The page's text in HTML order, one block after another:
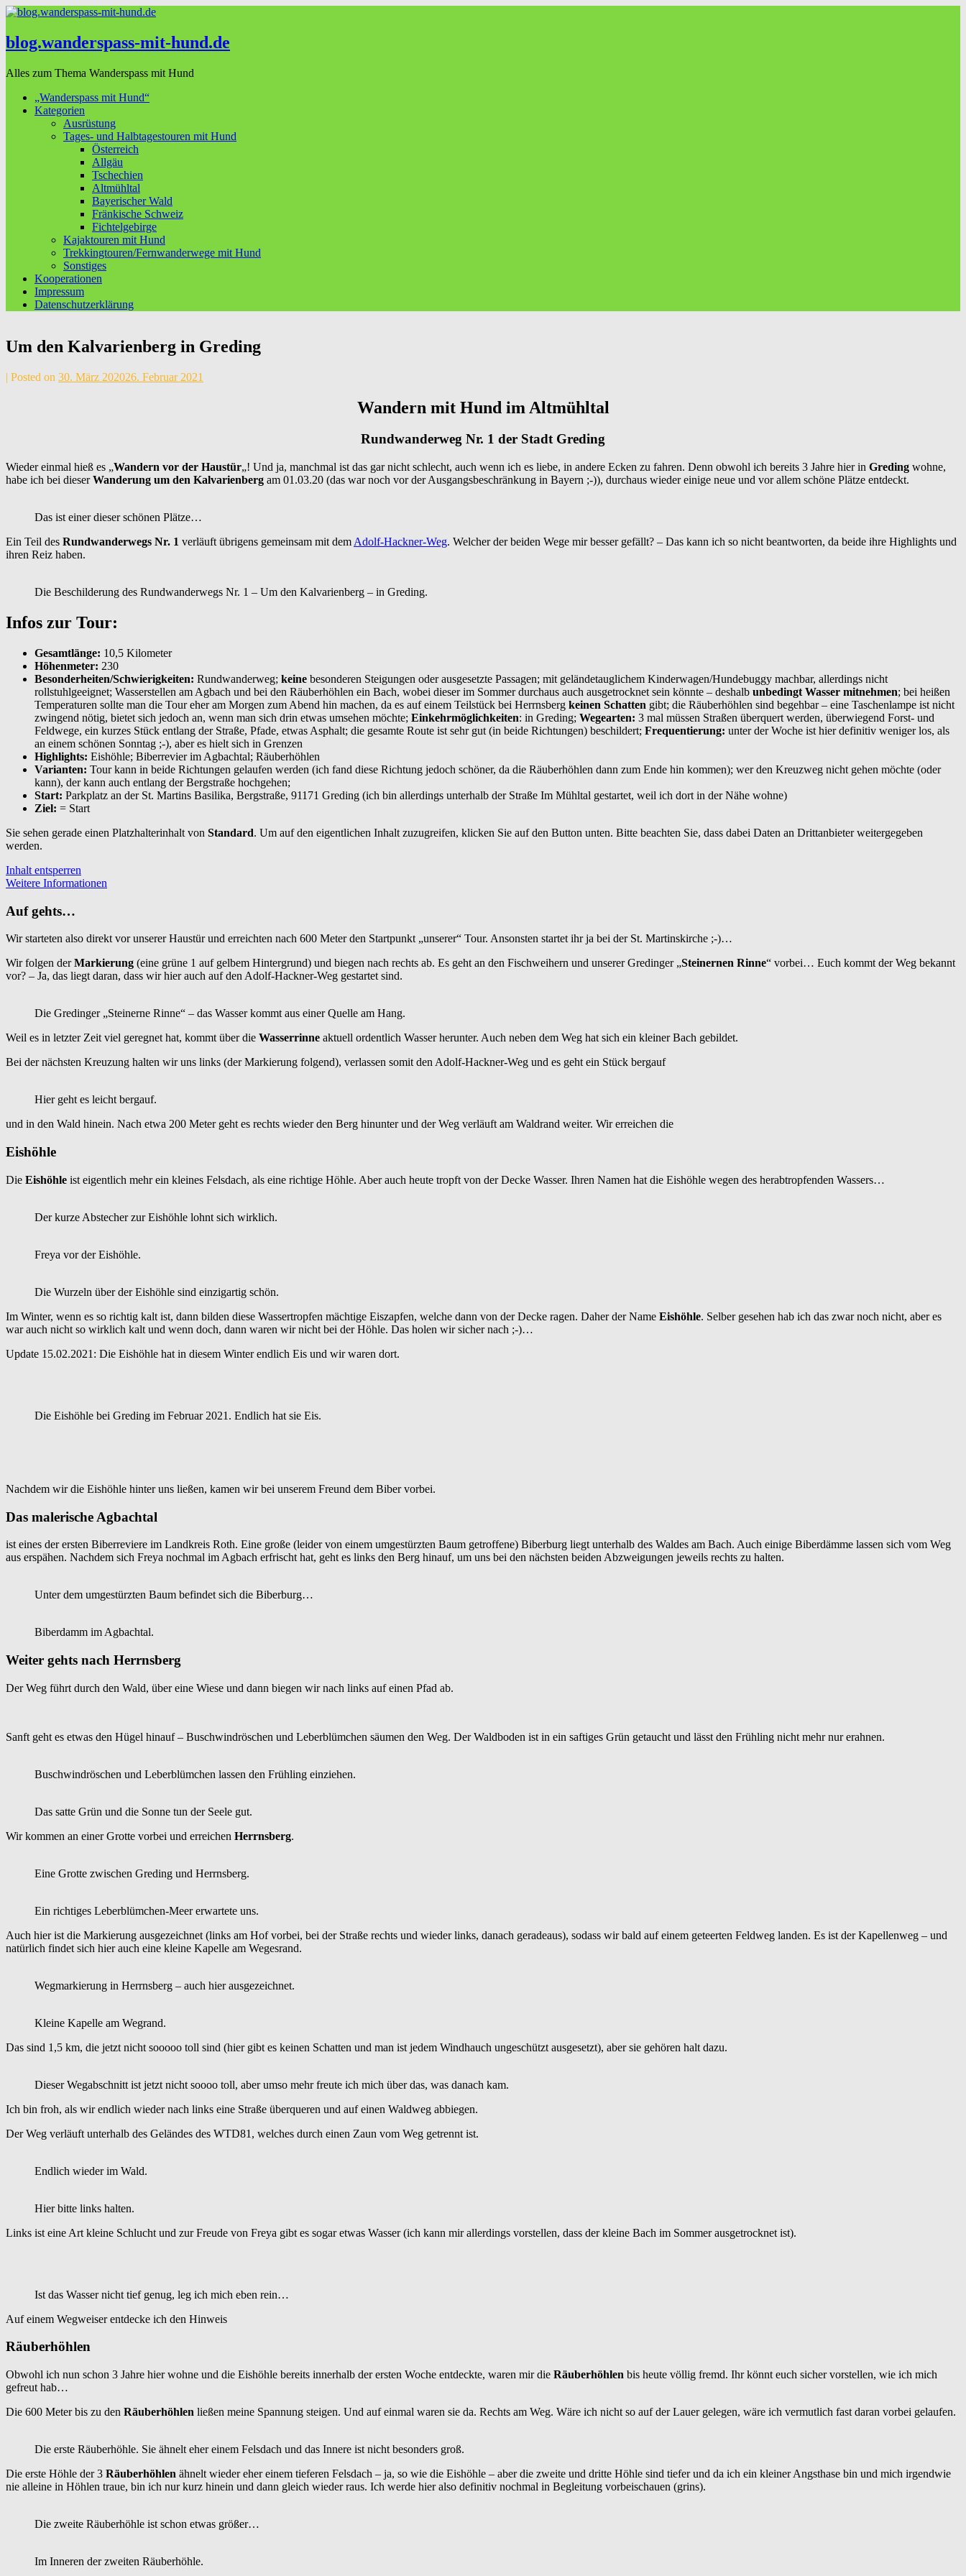
blog.wanderspass-mit-hund.de
Alles zum Thema Wanderspass mit Hund
„Wanderspass mit Hund“
Kategorien
Ausrüstung
Tages- und Halbtagestouren mit Hund
Österreich
Allgäu
Tschechien
Altmühltal
Bayerischer Wald
Fränkische Schweiz
Fichtelgebirge
Kajaktouren mit Hund
Trekkingtouren/Fernwanderwege mit Hund
Sonstiges
Kooperationen
Impressum
Datenschutzerklärung
Um den Kalvarienberg in Greding
by
| Posted on 30. März 202026. Februar 2021
Wandern mit Hund im Altmühltal
Rundwanderweg Nr. 1 der Stadt Greding
Wieder einmal hieß es „Wandern vor der Haustür„! Und ja, manchmal ist das gar nicht schlecht, auch wenn ich es liebe, in andere Ecken zu fahren. Denn obwohl ich bereits 3 Jahre hier in Greding wohne,
habe ich bei dieserWanderung um den Kalvarienberg am 01.03.20 (das war noch vor der Ausgangsbeschränkung in Bayern ;-)), durchaus wieder einige neue und vor allem schöne Plätze entdeckt.
Das ist einer dieser schönen Plätze…
Ein Teil des Rundwanderwegs Nr. 1 verläuft übrigens gemeinsam mit dem Adolf-Hackner-Weg. Welcher der beiden Wege mir besser gefällt? – Das kann ich so nicht beantworten, da beide ihre Highlights und
ihren Reiz haben.
Die Beschilderung des Rundwanderwegs Nr. 1 – Um den Kalvarienberg – in Greding.
Infos zur Tour:
Gesamtlänge: 10,5 Kilometer
Höhenmeter: 230
Besonderheiten/Schwierigkeiten: Rundwanderweg; keine besonderen Steigungen oder ausgesetzte Passagen; mit geländetauglichem Kinderwagen/Hundebuggy machbar, allerdings nicht
rollstuhlgeeignet; Wasserstellen am Agbach und bei den Räuberhöhlen ein Bach, wobei dieser im Sommer durchaus auch ausgetrocknet sein könnte – deshalb unbedingt Wasser mitnehmen; bei heißen
Temperaturen sollte man die Tour eher am Morgen zum Abend hin machen, da es auf einem Teilstück bei Herrnsberg keinen Schatten gibt; die Räuberhöhlen sind begehbar – eine Taschenlampe ist nicht
zwingend nötig, bietet sich jedoch an, wenn man sich drin etwas umsehen möchte; Einkehrmöglichkeiten: in Greding; Wegearten: 3 mal müssen Straßen überquert werden, überwiegend Forst- und
Feldwege, ein kurzes Stück entlang der Straße, Pfade, etwas Asphalt; die gesamte Route ist sehr gut (in beide Richtungen) beschildert; Frequentierung: unter der Woche ist hier definitiv weniger los, als
an einem schönen Sonntag ;-), aber es hielt sich in Grenzen
Highlights: Eishöhle; Biberrevier im Agbachtal; Räuberhöhlen
Varianten: Tour kann in beide Richtungen gelaufen werden (ich fand diese Richtung jedoch schöner, da die Räuberhöhlen dann zum Ende hin kommen); wer den Kreuzweg nicht gehen möchte (oder
kann), der kann auch entlang der Bergstraße hochgehen;
Start: Parkplatz an der St. Martins Basilika, Bergstraße, 91171 Greding (ich bin allerdings unterhalb der Straße Im Mühltal gestartet, weil ich dort in der Nähe wohne)
Ziel: = Start
Sie sehen gerade einen Platzhalterinhalt von Standard. Um auf den eigentlichen Inhalt zuzugreifen, klicken Sie auf den Button unten. Bitte beachten Sie, dass dabei Daten an Drittanbieter weitergegeben
werden.
Inhalt entsperren
Weitere Informationen
Auf gehts…
Wir starteten also direkt vor unserer Haustür und erreichten nach 600 Meter den Startpunkt „unserer“ Tour. Ansonsten startet ihr ja bei der St. Martinskirche ;-)…
Wir folgen derMarkierung (eine grüne 1 auf gelbem Hintergrund) und biegen nach rechts ab. Es geht an den Fischweihern und unserer Gredinger „Steinernen Rinne“ vorbei… Euch kommt der Weg bekannt
vor? – Ja, das liegt daran, dass wir hier auch auf den Adolf-Hackner-Weg gestartet sind.
Die Gredinger „Steinerne Rinne“ – das Wasser kommt aus einer Quelle am Hang.
Weil es in letzter Zeit viel geregnet hat, kommt über die Wasserrinne aktuell ordentlich Wasser herunter. Auch neben dem Weg hat sich ein kleiner Bach gebildet.
Bei der nächsten Kreuzung halten wir uns links (der Markierung folgend), verlassen somit den Adolf-Hackner-Weg und es geht ein Stück bergauf
Hier geht es leicht bergauf.
und in den Wald hinein. Nach etwa 200 Meter geht es rechts wieder den Berg hinunter und der Weg verläuft am Waldrand weiter. Wir erreichen die
Eishöhle
Die Eishöhle ist eigentlich mehr ein kleines Felsdach, als eine richtige Höhle. Aber auch heute tropft von der Decke Wasser. Ihren Namen hat die Eishöhle wegen des herabtropfenden Wassers…
Der kurze Abstecher zur Eishöhle lohnt sich wirklich.
Freya vor der Eishöhle.
Die Wurzeln über der Eishöhle sind einzigartig schön.
Im Winter, wenn es so richtig kalt ist, dann bilden diese Wassertropfen mächtige Eiszapfen, welche dann von der Decke ragen. Daher der Name Eishöhle. Selber gesehen hab ich das zwar noch nicht, aber es
war auch nicht so wirklich kalt und wenn doch, dann waren wir nicht bei der Höhle. Das holen wir sicher nach ;-)…
Update 15.02.2021: Die Eishöhle hat in diesem Winter endlich Eis und wir waren dort.
Die Eishöhle bei Greding im Februar 2021. Endlich hat sie Eis.
Nachdem wir die Eishöhle hinter uns ließen, kamen wir bei unserem Freund dem Biber vorbei.
Das malerische Agbachtal
ist eines der ersten Biberreviere im Landkreis Roth. Eine große (leider von einem umgestürzten Baum getroffene) Biberburg liegt unterhalb des Waldes am Bach. Auch einige Biberdämme lassen sich vom Weg
aus erspähen. Nachdem sich Freya nochmal im Agbach erfrischt hat, geht es links den Berg hinauf, um uns bei den nächsten beiden Abzweigungen jeweils rechts zu halten.
Unter dem umgestürzten Baum befindet sich die Biberburg…
Biberdamm im Agbachtal.
Weiter gehts nach Herrnsberg
Der Weg führt durch den Wald, über eine Wiese und dann biegen wir nach links auf einen Pfad ab.
Sanft geht es etwas den Hügel hinauf – Buschwindröschen und Leberblümchen säumen den Weg. Der Waldboden ist in ein saftiges Grün getaucht und lässt den Frühling nicht mehr nur erahnen.
Buschwindröschen und Leberblümchen lassen den Frühling einziehen.
Das satte Grün und die Sonne tun der Seele gut.
Wir kommen an einer Grotte vorbei und erreichen Herrnsberg.
Eine Grotte zwischen Greding und Herrnsberg.
Ein richtiges Leberblümchen-Meer erwartete uns.
Auch hier ist die Markierung ausgezeichnet (links am Hof vorbei, bei der Straße rechts und wieder links, danach geradeaus), sodass wir bald auf einem geteerten Feldweg landen. Es ist der Kapellenweg – und
natürlich findet sich hier auch eine kleine Kapelle am Wegesrand.
Wegmarkierung in Herrnsberg – auch hier ausgezeichnet.
Kleine Kapelle am Wegrand.
Das sind 1,5 km, die jetzt nicht sooooo toll sind (hier gibt es keinen Schatten und man ist jedem Windhauch ungeschützt ausgesetzt), aber sie gehören halt dazu.
Dieser Wegabschnitt ist jetzt nicht soooo toll, aber umso mehr freute ich mich über das, was danach kam.
Ich bin froh, als wir endlich wieder nach links eine Straße überqueren und auf einen Waldweg abbiegen.
Der Weg verläuft unterhalb des Geländes des WTD81, welches durch einen Zaun vom Weg getrennt ist.
Endlich wieder im Wald.
Hier bitte links halten.
Links ist eine Art kleine Schlucht und zur Freude von Freya gibt es sogar etwas Wasser (ich kann mir allerdings vorstellen, dass der kleine Bach im Sommer ausgetrocknet ist).
Ist das Wasser nicht tief genug, leg ich mich eben rein…
Auf einem Wegweiser entdecke ich den Hinweis
Räuberhöhlen
Obwohl ich nun schon 3 Jahre hier wohne und die Eishöhle bereits innerhalb der ersten Woche entdeckte, waren mir die Räuberhöhlen bis heute völlig fremd. Ihr könnt euch sicher vorstellen, wie ich mich
gefreut hab…
Die 600 Meter bis zu den Räuberhöhlen ließen meine Spannung steigen. Und auf einmal waren sie da. Rechts am Weg. Wäre ich nicht so auf der Lauer gelegen, wäre ich vermutlich fast daran vorbei gelaufen.
Die erste Räuberhöhle. Sie ähnelt eher einem Felsdach und das Innere ist nicht besonders groß.
Die erste Höhle der 3 Räuberhöhlen ähnelt wieder eher einem tieferen Felsdach – ja, so wie die Eishöhle – aber die zweite und dritte Höhle sind tiefer und da ich ein kleiner Angsthase bin und mich irgendwie
nie alleine in Höhlen traue, bin ich nur kurz hinein und dann gleich wieder raus. Ich werde hier also definitiv nochmal in Begleitung vorbeischauen (grins).
Die zweite Räuberhöhle ist schon etwas größer…
Im Inneren der zweiten Räuberhöhle.